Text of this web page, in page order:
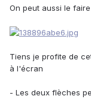
On peut aussi le
Tiens je profite de
à l'écran
- Les deux flèches